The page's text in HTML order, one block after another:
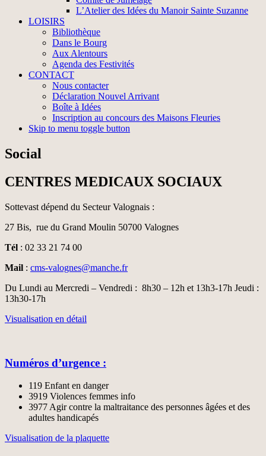
L’Atelier des Idées du Manoir Sainte Suzanne
LOISIRS
Bibliothèque
Dans le Bourg
Aux Alentours
Agenda des Festivités
CONTACT
Nous contacter
Déclaration Nouvel Arrivant
Boîte à Idées
Inscription au concours des Maisons Fleuries
Skip to menu toggle button
Social
CENTRES MEDICAUX SOCIAUX
Sottevast dépend du Secteur Valognais :
27 Bis, rue du Grand Moulin 50700 Valognes
Tél : 02 33 21 74 00
Mail : cms-valognes@manche.fr
Du Lundi au Mercredi – Vendredi : 8h30 – 12h et 13h3-17h Jeudi :
13h30-17h
Visualisation en détail
Numéros d’urgence :
119 Enfant en danger
3919 Violences femmes info
3977 Agir contre la maltraitance des personnes âgées et des
adultes handicapés
Visualisation de la plaquette